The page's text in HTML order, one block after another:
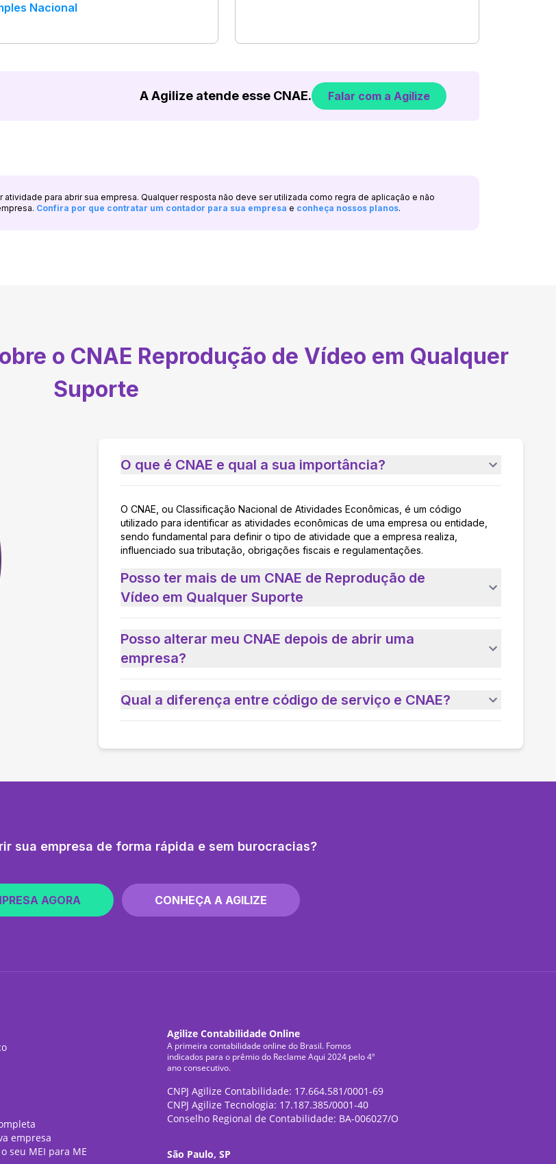
Nacional
A Agilize atende esse CNAE. Falar com a Agilize
atividade para abrir sua empresa. Qualquer resposta não deve ser utilizada como regra de aplicação e não
Confira por que contratar um contador para sua empresa e conheça nossos planos.
o CNAE Reprodução de Vídeo em Qualquer
Suporte
O que é CNAE e qual a sua importância?
O CNAE, ou Classificação Nacional de Atividades Econômicas, é um código
utilizado para identificar as atividades econômicas de uma empresa ou entidade,
sendo fundamental para definir o tipo de atividade que a empresa realiza,
influenciado sua tributação, obrigações fiscais e regulamentações.
Posso ter mais de um CNAE de Reprodução de
Vídeo em Qualquer Suporte
Posso alterar meu CNAE depois de abrir uma
empresa?
Qual a diferença entre código de serviço e CNAE?
sua empresa de forma rápida e sem burocracias?
AGORA CONHEÇA A AGILIZE
empresa
seu MEI para ME
Agilize Contabilidade Online
A primeira contabilidade online do Brasil. Fomos
indicados para o prêmio do Reclame Aqui 2024 pelo 4º
ano consecutivo.
CNPJ Agilize Contabilidade: 17.664.581/0001-69
CNPJ Agilize Tecnologia: 17.187.385/0001-40
Conselho Regional de Contabilidade: BA-006027/O
São Paulo, SP